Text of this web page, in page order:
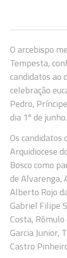
O arcebispo
Tempesta,
candidatos ao
celebração
Pedro,
dia 1º de junho.
Os candidatos
Arquidiocese
Bosco como
de Alvarenga,
Alberto Rojo
Gabriel Filipe
Costa,
Garcia Junior,
Castro